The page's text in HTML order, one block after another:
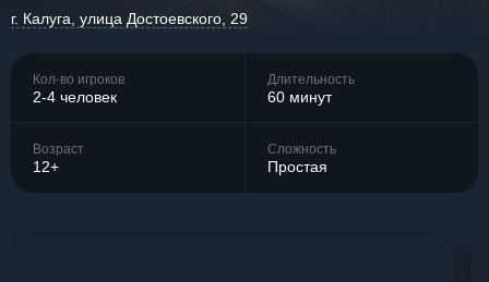
г. Калуга, улица Достоевского, 29
Кол-во игроков
2-4 человек
Длительность
60 минут
Возраст
12+
Сложность
Простая